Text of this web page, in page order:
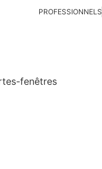
PROFESSIONNELS
fenêtres